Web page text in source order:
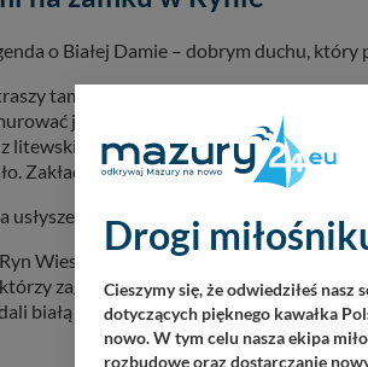
o Białej Damie – dobrym duchu, który
tam płacząca dama. Zjawa ma być
ją żywcem wraz w dziećmi w
litewskimi siłami przejdą na stronę
Zakładników więc spotkał tragiczny los.
usłyszeć płacz zrozpaczonej matki,
Wiesława Bujwid, Duch Białej Damy,
zagubili się w zamku. Księżna Anna
białą postać, która unosiła się w
Drogi
Cieszymy się, że odwiedziłeś
dotyczących pięknego kawałka
nowo. W tym celu nasza ekipa
rozbudowę oraz dostarczanie